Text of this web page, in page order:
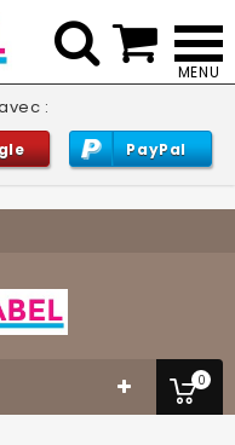
:
PayPal
0
 